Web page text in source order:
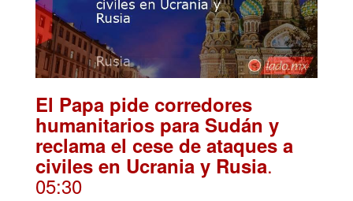
El Papa pide corredores
humanitarios para Sudán y
reclama el cese de ataques a
civiles en Ucrania y Rusia.
05:30